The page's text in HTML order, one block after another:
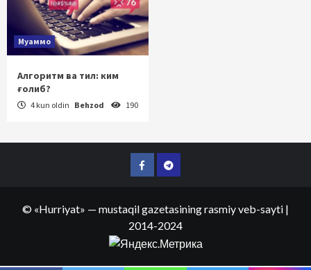
Муаммо
Алгоритм ва тил: ким
ғолиб?
4 kun oldin Behzod 190
FacebookTelegram
© «Hurriyat» — mustaqil gazetasining rasmiy veb-sayti |
2014-2024